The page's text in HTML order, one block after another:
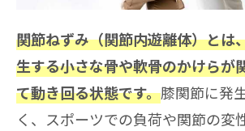
関節ねずみ（関節内遊離体）とは
生する小さな骨や軟骨のかけらが
て動き回る状態です。膝関節に発
く、スポーツでの負荷や関節の変